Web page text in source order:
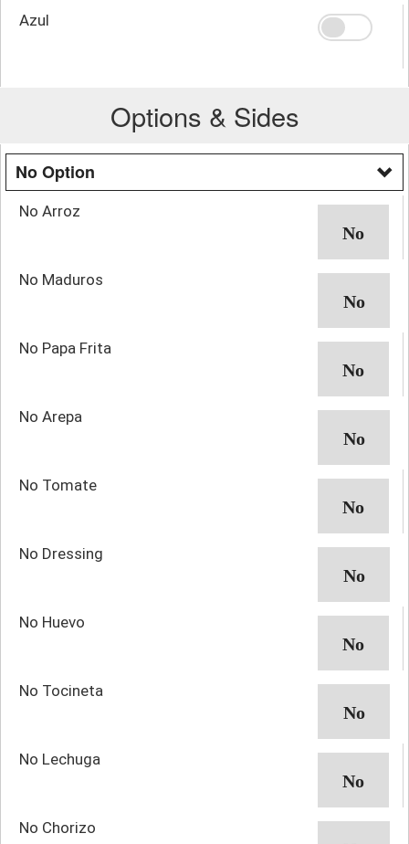
Azul
Options & Sides
No Option
No Arroz
No Maduros
No Papa Frita
No Arepa
No Tomate
No Dressing
No Huevo
No Tocineta
No Lechuga
No Chorizo